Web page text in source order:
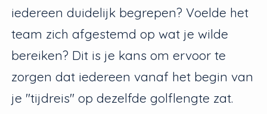
iedereen duidelijk begrepen? Voelde het
team zich afgestemd op wat je wilde
bereiken? Dit is je kans om ervoor te
zorgen dat iedereen vanaf het begin van
je "tijdreis" op dezelfde golflengte zat.